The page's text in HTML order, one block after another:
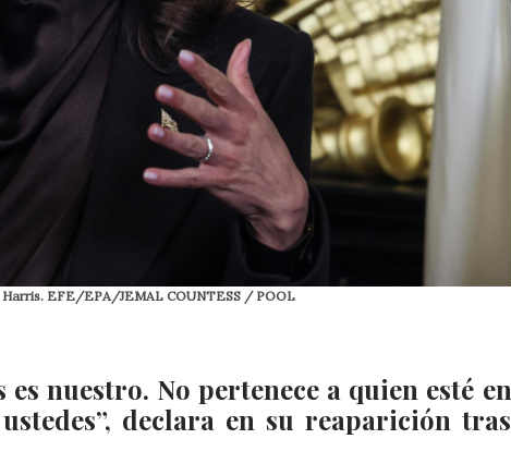
EFE/EPA/JEMAL COUNTESS / POOL
nuestro. No pertenece a quien esté en
declara en su reaparición tras